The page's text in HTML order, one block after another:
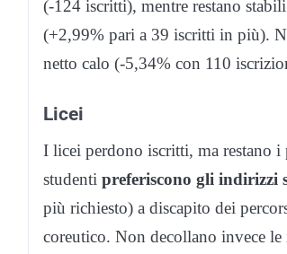
(-124 iscritti), mentre restano
(+2,99% pari a 39 iscritti in più).
netto calo (-5,34% con 110
Licei
I licei perdono iscritti, ma restano
studenti preferiscono gli indirizzi
più richiesto) a discapito dei
coreutico. Non decollano invece